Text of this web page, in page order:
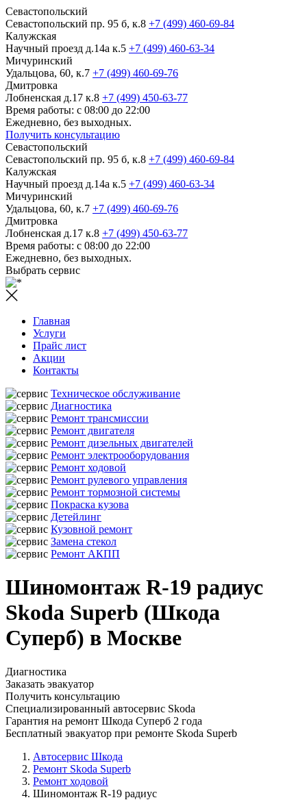
Севастопольский
Севастопольский пр. 95 б, к.8 +7 (499) 460-69-84
Калужская
Научный проезд д.14а к.5 +7 (499) 460-63-34
Мичуринский
Удальцова, 60, к.7 +7 (499) 460-69-76
Дмитровка
Лобненская д.17 к.8 +7 (499) 450-63-77
Время работы: с 08:00 до 22:00
Ежедневно, без выходных.
Получить консультацию
Севастопольский
Севастопольский пр. 95 б, к.8 +7 (499) 460-69-84
Калужская
Научный проезд д.14а к.5 +7 (499) 460-63-34
Мичуринский
Удальцова, 60, к.7 +7 (499) 460-69-76
Дмитровка
Лобненская д.17 к.8 +7 (499) 450-63-77
Время работы: с 08:00 до 22:00
Ежедневно, без выходных.
Выбрать сервис
Главная
Услуги
Прайс лист
Акции
Контакты
Техническое обслуживание
Диагностика
Ремонт трансмиссии
Ремонт двигателя
Ремонт дизельных двигателей
Ремонт электрооборудования
Ремонт ходовой
Ремонт рулевого управления
Ремонт тормозной системы
Покраска кузова
Детейлинг
Кузовной ремонт
Замена стекол
Ремонт АКПП
Шиномонтаж R-19 радиус
Skoda Superb (Шкода
Суперб) в Москве
Диагностика
Заказать эвакуатор
Получить консультацию
Специализированный автосервис Skoda
Гарантия на ремонт Шкода Суперб 2 года
Бесплатный эвакуатор при ремонте Skoda Superb
Автосервис Шкода
Ремонт Skoda Superb
Ремонт ходовой
Шиномонтаж R-19 радиус